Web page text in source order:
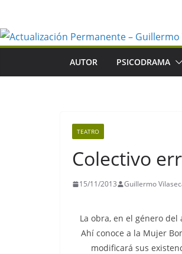
contenido
AUTOR PSICODRAMA
TEATRO
Colectivo
15/11/2013 Guillermo
La obra, en el género
Ahí conoce a la Mujer
modificará sus